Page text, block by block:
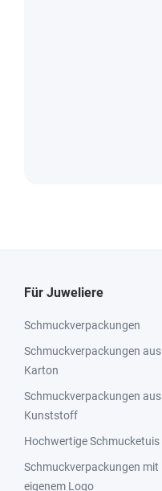
Für Juweliere
Schmuckverpackungen
Schmuckverpackungen aus
Karton
Schmuckverpackungen aus
Kunststoff
Hochwertige Schmucketuis
Schmuckverpackungen mit
eigenem Logo